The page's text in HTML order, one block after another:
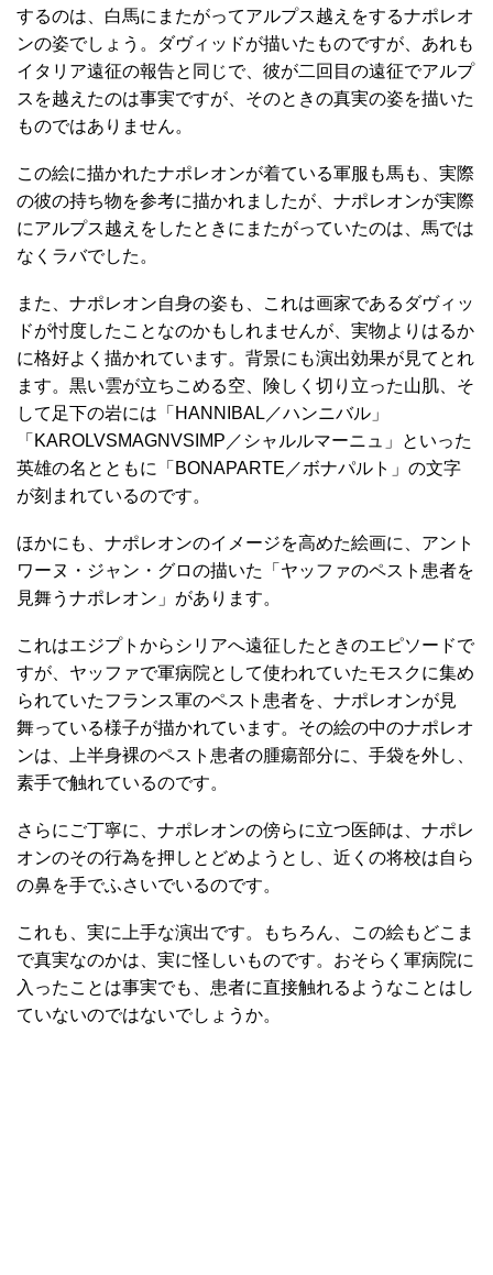
するのは、白馬にまたがってアルプス越えをするナポレオ
ンの姿でしょう。ダヴィッドが描いたものですが、あれも
イタリア遠征の報告と同じで、彼が二回目の遠征でアルプ
スを越えたのは事実ですが、そのときの真実の姿を描いた
ものではありません。
この絵に描かれたナポレオンが着ている軍服も馬も、実際
の彼の持ち物を参考に描かれましたが、ナポレオンが実際
にアルプス越えをしたときにまたがっていたのは、馬では
なくラバでした。
また、ナポレオン自身の姿も、これは画家であるダヴィッ
ドが忖度したことなのかもしれませんが、実物よりはるか
に格好よく描かれています。背景にも演出効果が見てとれ
ます。黒い雲が立ちこめる空、険しく切り立った山肌、そ
して足下の岩には「HANNIBAL／ハンニバル」
「KAROLVSMAGNVSIMP／シャルルマーニュ」といった
英雄の名とともに「BONAPARTE／ボナパルト」の文字
が刻まれているのです。
ほかにも、ナポレオンのイメージを高めた絵画に、アント
ワーヌ・ジャン・グロの描いた「ヤッファのペスト患者を
見舞うナポレオン」があります。
これはエジプトからシリアへ遠征したときのエピソードで
すが、ヤッファで軍病院として使われていたモスクに集め
られていたフランス軍のペスト患者を、ナポレオンが見
舞っている様子が描かれています。その絵の中のナポレオ
ンは、上半身裸のペスト患者の腫瘍部分に、手袋を外し、
素手で触れているのです。
さらにご丁寧に、ナポレオンの傍らに立つ医師は、ナポレ
オンのその行為を押しとどめようとし、近くの将校は自ら
の鼻を手でふさいでいるのです。
これも、実に上手な演出です。もちろん、この絵もどこま
で真実なのかは、実に怪しいものです。おそらく軍病院に
入ったことは事実でも、患者に直接触れるようなことはし
ていないのではないでしょうか。